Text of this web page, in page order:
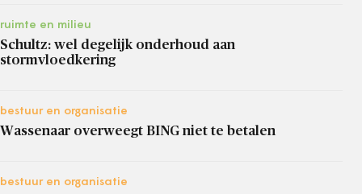
ruimte en milieu
Schultz: wel degelijk onderhoud aan
stormvloedkering
bestuur en organisatie
Wassenaar overweegt BING niet te betalen
bestuur en organisatie